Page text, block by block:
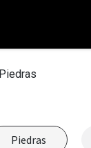
Piedras
Piedras